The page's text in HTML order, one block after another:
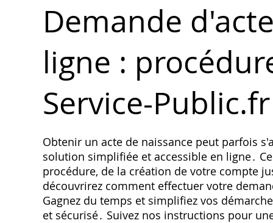
Demande
ligne :
Service-Public.fr
Obtenir un acte de naissance peut parfois
solution simplifiée et accessible en ligne․
procédure, de la création de votre compte
découvrirez comment effectuer votre
Gagnez du temps et simplifiez vos
et sécurisé․ Suivez nos instructions pour